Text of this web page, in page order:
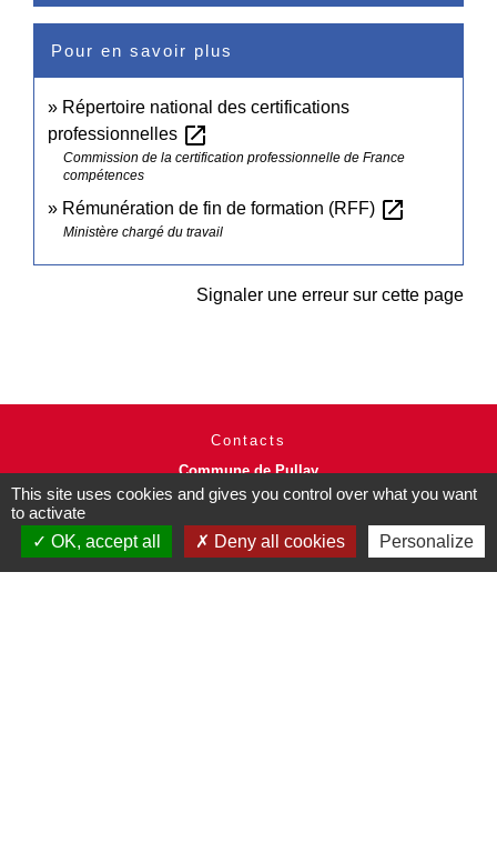
Pour en savoir plus
Répertoire national des certifications
professionnelles open_in_new
Commission de la certification professionnelle de France
compétences
Rémunération de fin de formation (RFF) open_in_new
Ministère chargé du travail
Signaler une erreur sur cette page
Contacts
Commune de Pullay
2 rue des Rossignols
+33 2 32 32 18 58
This site uses cookies and gives you control over what you want
to activate
OK, accept all
Deny all cookies Personalize